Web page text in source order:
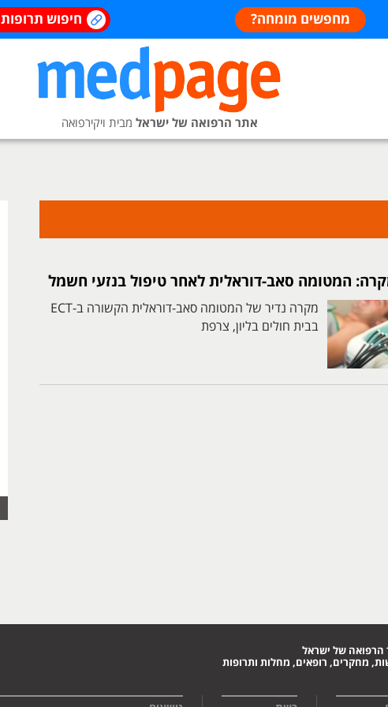
מחפשים מומחה? חיפוש תרופות
אתר הרפואה של ישראל מבית ויקירפואה
המטומה סאב-דוראלית לאחר טיפול בנזעי חשמל
מקרה נדיר של המטומה סאב-דוראלית הקשורה ב-ECT
בבית חולים בליון, צרפת
הרפואה של ישראל
מחקרים, רופאים, מחלות ותרופות